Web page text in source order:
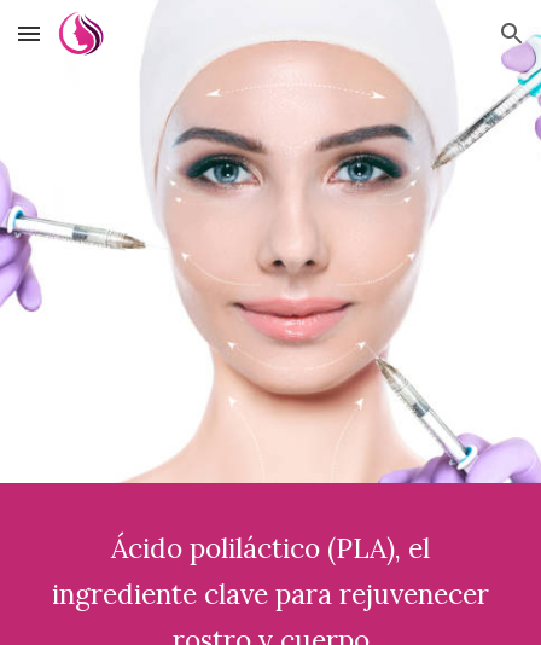
Skip to main content Skip to navigation
Ácido poliláctico (PLA), el
ingrediente clave para rejuvenecer